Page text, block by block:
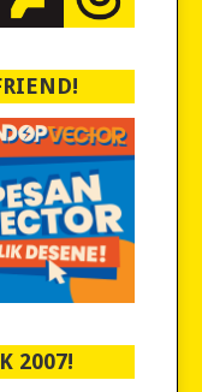
2007!